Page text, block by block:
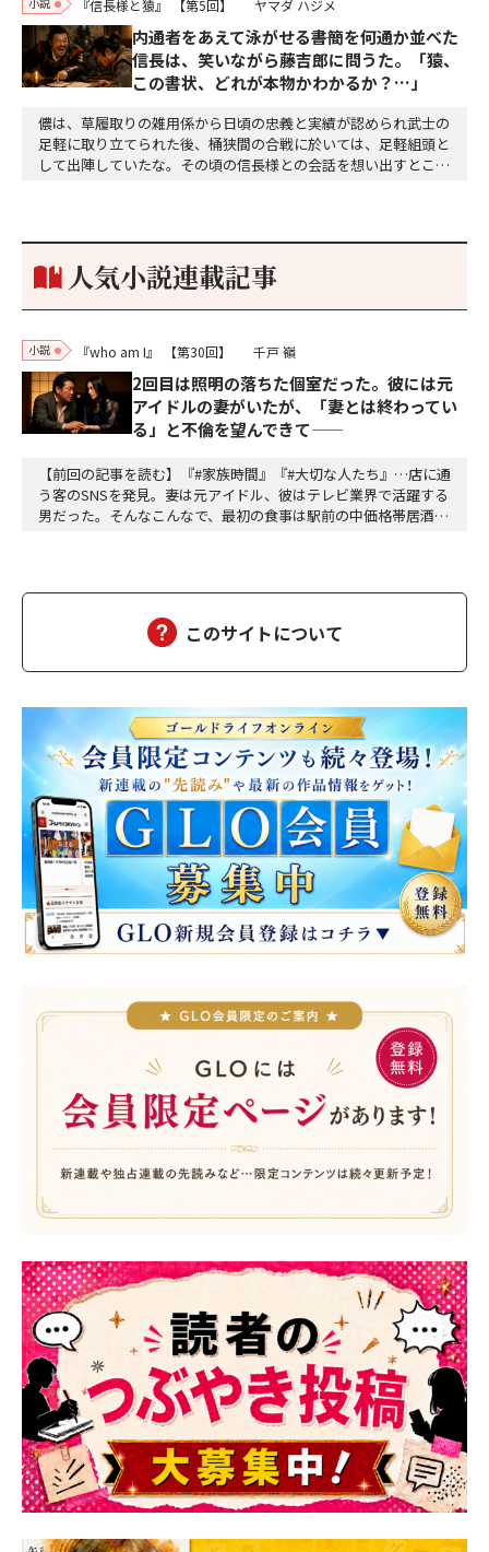
『信長様と猿』 【第5回】 ヤマダ ハジメ
内通者をあえて泳がせる――書簡を何通か並べた
信長は、笑いながら藤吉郎に問うた。「猿、
この書状、どれが本物かわかるか？…」
儂は、草履取りの雑用係から日頃の忠義と実績が認められ武士の
足軽に取り立てられた後、桶狭間の合戦に於いては、足軽組頭と
して出陣していたな。その頃の信長様との会話を想い出すとこん
り。どうして勝てたのか、未だにわかりません。…
人気小説連載記事
小説 『who am I』 【第30回】 千戸 嶺
2回目は照明の落ちた個室だった。彼には元
アイドルの妻がいたが、「妻とは終わってい
る」と不倫を望んできて——
【前回の記事を読む】『#家族時間』『#大切な人たち』…店に通
う客のSNSを発見。妻は元アイドル、彼はテレビ業界で活躍する
男だった。そんなこんなで、最初の食事は駅前の中価格帯居酒屋
い。怖いのは無計算な人間だ。衝動で動く馬鹿と、…
このサイトについて